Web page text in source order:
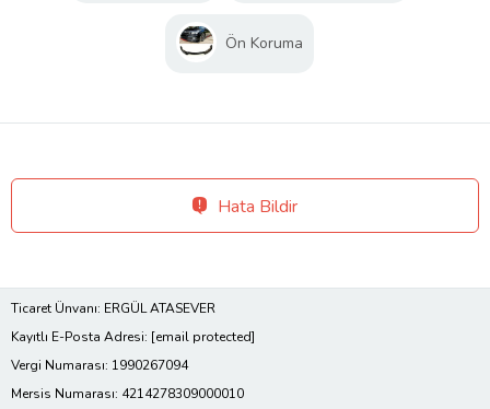
Ön Koruma
Hata Bildir
Ticaret Ünvanı: ERGÜL ATASEVER
Kayıtlı E-Posta Adresi: [email protected]
Vergi Numarası: 1990267094
Mersis Numarası: 4214278309000010